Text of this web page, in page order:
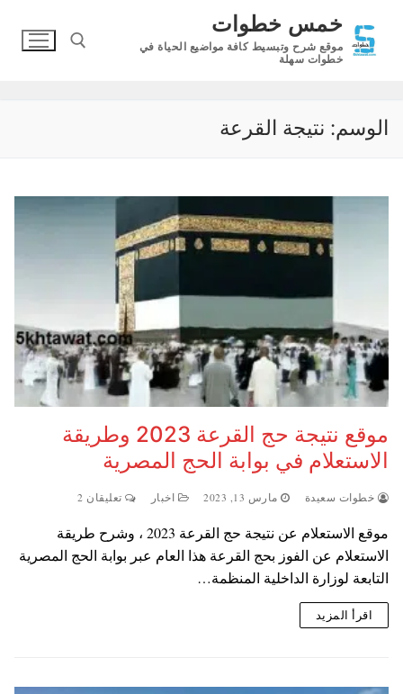
المحتوى
خمس خطوات
موقع شرح وتبسيط كافة مواضيع الحياة في
خطوات سهلة
الوسم: نتيجة القرعة
موقع نتيجة حج القرعة 2023 وطريقة
الاستعلام في بوابة الحج المصرية
خطوات سعيدة مارس 13, 2023 اخبار تعليقان 2
موقع الاستعلام عن نتيجة حج القرعة 2023 ، وشرح طريقة
الاستعلام عن الفوز بحج القرعة هذا العام عبر بوابة الحج المصرية
التابعة لوزارة الداخلية المنظمة…
اقرأ المزيد